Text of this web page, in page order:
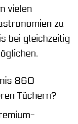
vielen
zu
bei gleichzeitig
860
Tüchern?